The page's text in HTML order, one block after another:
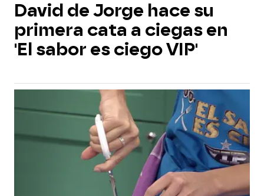
David de Jorge hace su
primera cata a ciegas en
'El sabor es ciego VIP'